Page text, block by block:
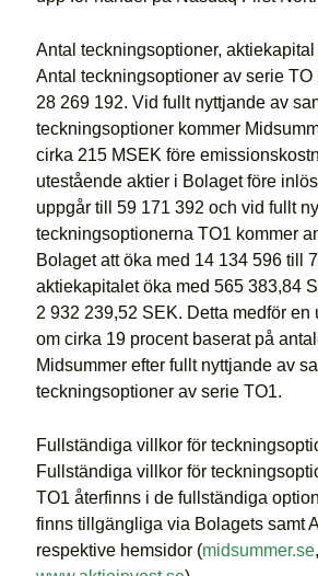
Antal teckningsoptioner,
Antal teckningsoptioner av serie TO
28 269 192. Vid fullt nyttjande av
teckningsoptioner kommer
cirka 215 MSEK före
utestående aktier i Bolaget före
uppgår till 59 171 392 och vid fullt
teckningsoptionerna TO1 kommer
Bolaget att öka med 14 134 596 till
aktiekapitalet öka med 565 383,84
2 932 239,52 SEK. Detta medför en
om cirka 19 procent baserat på
Midsummer efter fullt nyttjande av
teckningsoptioner av serie TO1.
Fullständiga villkor för
Fullständiga villkor för
TO1 återfinns i de fullständiga
finns tillgängliga via Bolagets samt
respektive hemsidor (midsummer.se,